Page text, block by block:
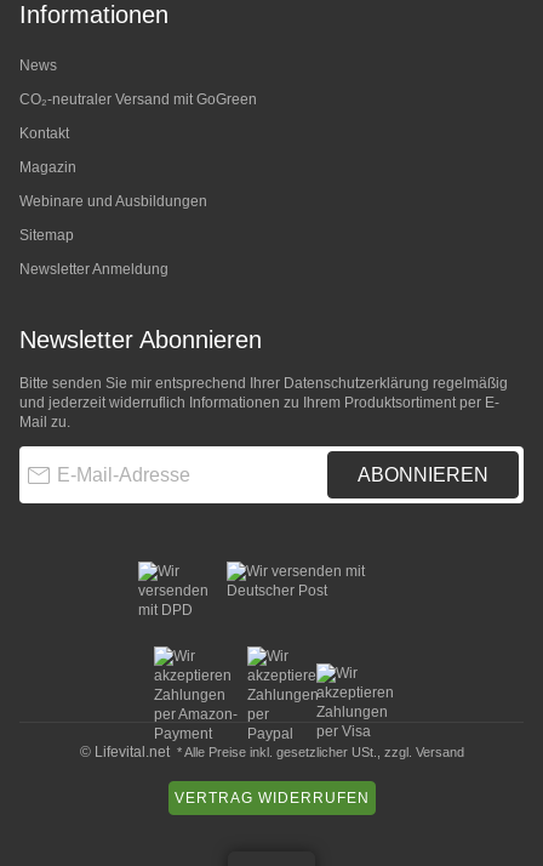
Informationen
News
CO₂-neutraler Versand mit GoGreen
Kontakt
Magazin
Webinare und Ausbildungen
Sitemap
Newsletter Anmeldung
Newsletter Abonnieren
Bitte senden Sie mir entsprechend Ihrer Datenschutzerklärung regelmäßig
und jederzeit widerruflich Informationen zu Ihrem Produktsortiment per E-
Mail zu.
ABONNIEREN
© Lifevital.net* Alle Preise inkl. gesetzlicher USt., zzgl. Versand
VERTRAG WIDERRUFEN